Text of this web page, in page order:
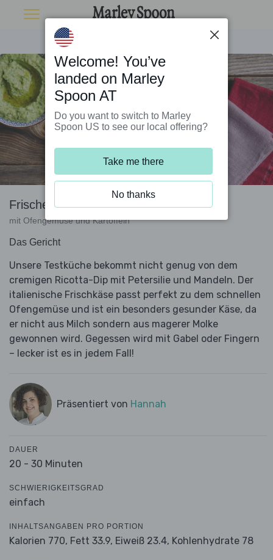
Frischer Ricotta-Dip
mit Ofengemüse und Kartoffeln
Das Gericht
Unsere Testküche bekommt nicht genug von dem
cremigen Ricotta-Dip mit Petersilie und Mandeln. Der
italienische Frischkäse passt perfekt zu dem schnellen
Ofengemüse und ist ein besonders gesunder Käse, da
er nicht aus Milch sondern aus magerer Molke
gewonnen wird. Gegessen wird mit Gabel oder Fingern
– lecker ist es in jedem Fall!
Präsentiert von Hannah
DAUER
20 - 30 Minuten
SCHWIERIGKEITSGRAD
einfach
INHALTSANGABEN PRO PORTION
Kalorien 770, Fett 33.9, Eiweiß 23.4, Kohlenhydrate 78
Welcome! You’ve
landed on Marley
Spoon AT
Do you want to switch to Marley
Spoon US to see our local offering?
Take me there
No thanks